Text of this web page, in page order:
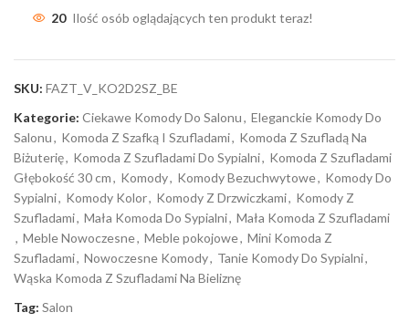
20 Ilość osób oglądających ten produkt teraz!
SKU: FAZT_V_KO2D2SZ_BE
Kategorie: Ciekawe Komody Do Salonu, Eleganckie Komody Do
Salonu, Komoda Z Szafką I Szufladami, Komoda Z Szufladą Na
Biżuterię, Komoda Z Szufladami Do Sypialni, Komoda Z Szufladami
Głębokość 30 cm, Komody, Komody Bezuchwytowe, Komody Do
Sypialni, Komody Kolor, Komody Z Drzwiczkami, Komody Z
Szufladami, Mała Komoda Do Sypialni, Mała Komoda Z Szufladami
, Meble Nowoczesne, Meble pokojowe, Mini Komoda Z
Szufladami, Nowoczesne Komody, Tanie Komody Do Sypialni,
Wąska Komoda Z Szufladami Na Bieliznę
Tag: Salon